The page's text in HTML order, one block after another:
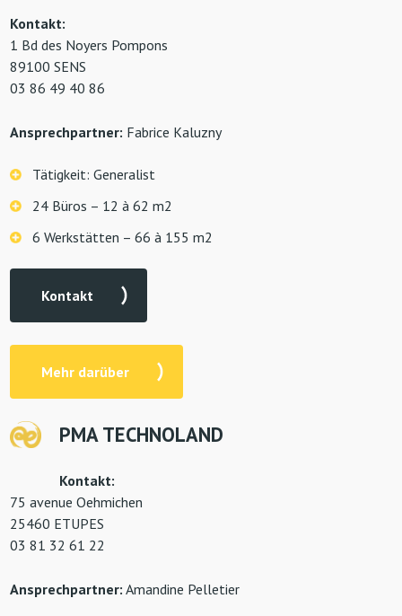
Kontakt:
1 Bd des Noyers Pompons
89100 SENS
03 86 49 40 86
Ansprechpartner: Fabrice Kaluzny
Tätigkeit: Generalist
24 Büros – 12 à 62 m2
6 Werkstätten – 66 à 155 m2
Kontakt
Mehr darüber
PMA TECHNOLAND
Kontakt:
75 avenue Oehmichen
25460 ETUPES
03 81 32 61 22
Ansprechpartner: Amandine Pelletier